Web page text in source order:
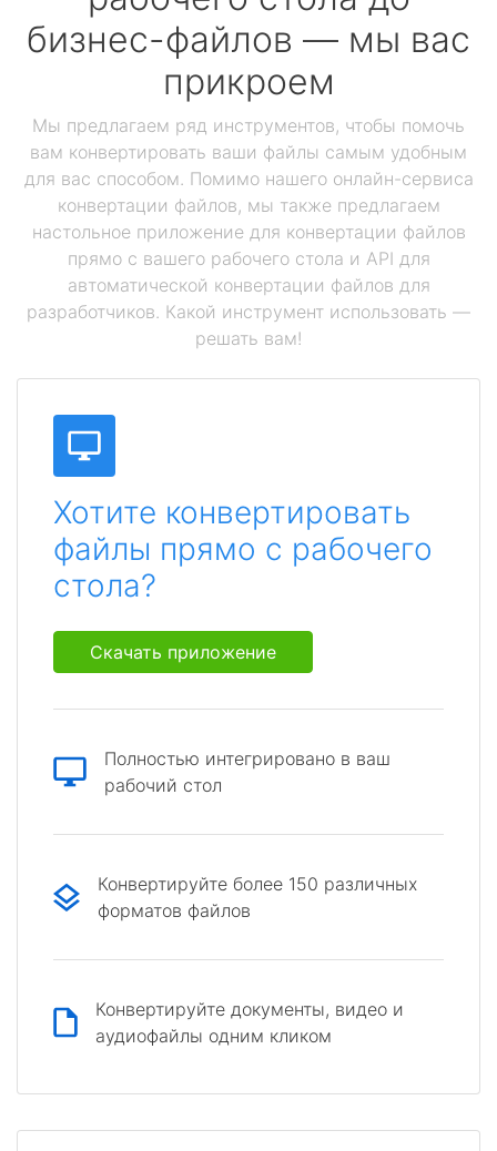
бизнес-файлов — мы вас
прикроем
Мы предлагаем ряд инструментов, чтобы помочь
вам конвертировать ваши файлы самым удобным
для вас способом. Помимо нашего онлайн-сервиса
конвертации файлов, мы также предлагаем
настольное приложение для конвертации файлов
прямо с вашего рабочего стола и API для
автоматической конвертации файлов для
разработчиков. Какой инструмент использовать —
решать вам!
Хотите конвертировать
файлы прямо с рабочего
стола?
Скачать приложение
Полностью интегрировано в ваш
рабочий стол
Конвертируйте более 150 различных
форматов файлов
Конвертируйте документы, видео и
аудиофайлы одним кликом